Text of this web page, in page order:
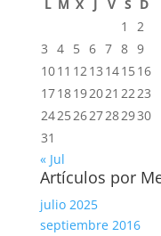
L M X J V S D
1
2
3 4 5 6 7 8 9
1011 1213 141516
1718192021 2223
24252627282930
31
« Jul
Artículos por
julio 2025
septiembre 2016